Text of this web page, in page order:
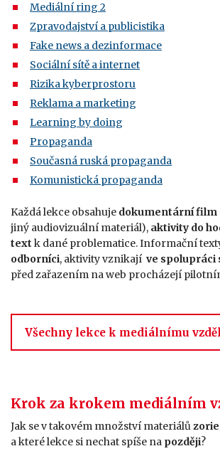
Mediální ring 2
Zpravodajství a publicistika
Fake news a dezinformace
Sociální sítě a internet
Rizika kyberprostoru
Reklama a marketing
Learning by doing
Propaganda
Současná ruská propaganda
Komunistická propaganda
Každá lekce obsahuje dokumentární film
jiný audiovizuální materiál), aktivity do
text k dané problematice. Informační
odborníci, aktivity vznikají ve spolupráci
před zařazením na web procházejí
Všechny lekce k mediálnímu
Krok za krokem mediálním
Jak se v takovém množství materiálů
a které lekce si nechat spíše na později?